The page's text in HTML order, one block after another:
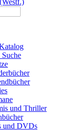
und Thriller
und DVDs